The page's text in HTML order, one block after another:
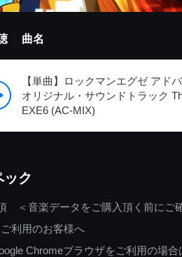
曲名
【単曲】ロックマンエグゼ アド
オリジナル・サウンドトラック
EXE6 (AC-MIX)
ック
＜音楽データをご購入頂く前にご
ご利用のお客様へ
Chromeブラウザをご利用の場